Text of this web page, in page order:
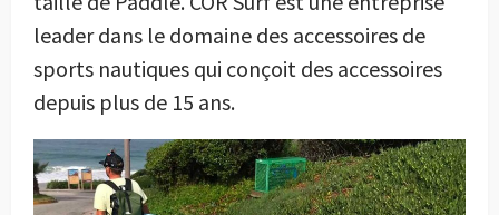
leader dans le domaine des accessoires de
sports nautiques qui conçoit des accessoires
depuis plus de 15 ans.